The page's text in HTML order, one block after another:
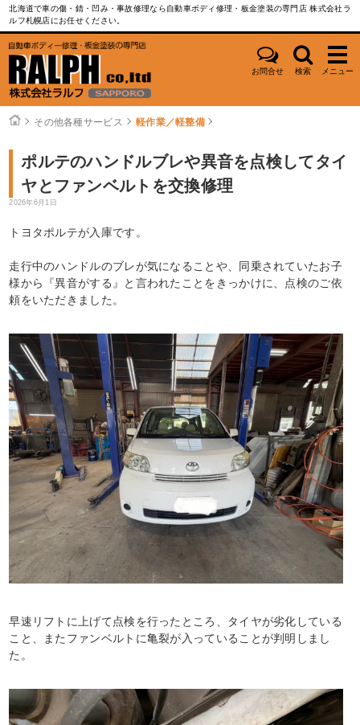
北海道で車の傷・錆・凹み・事故修理なら自動車ボディ修理・板金塗装の専門店 株式会社ラ
ルフ札幌店にお任せください。
お問合せ 検索 メニュー
その他各種サービス 軽作業／軽整備
ポルテのハンドルブレや異音を点検してタイ
ヤとファンベルトを交換修理
2026年6月1日
トヨタポルテが入庫です。
走行中のハンドルのブレが気になることや、同乗されていたお子
様から『異音がする』と言われたことをきっかけに、点検のご依
頼をいただきました。
早速リフトに上げて点検を行ったところ、タイヤが劣化している
こと、またファンベルトに亀裂が入っていることが判明しまし
た。